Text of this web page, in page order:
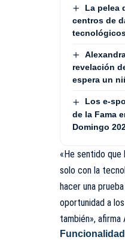
La pelea
centros de
revelación
espera un
Los e-
de la Fama
Domingo
«He sentido que
solo con la
hacer una
oportunidad a
también», afirma
Funcionalidad